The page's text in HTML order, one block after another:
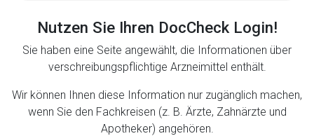
Nutzen Sie Ihren DocCheck Login!
Sie haben eine Seite angewählt, die Informationen über
verschreibungspflichtige Arzneimittel enthält.
Wir können Ihnen diese Information nur zugänglich machen,
wenn Sie den Fachkreisen (z. B. Ärzte, Zahnärzte und
Apotheker) angehören.
Zurück zur rote-liste.de Zur Seite